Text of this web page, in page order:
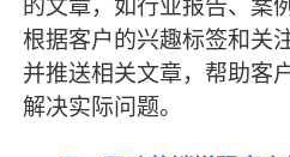
的文章，如行业报告、案
根据客户的兴趣标签和关
并推送相关文章，帮助客
解决实际问题。